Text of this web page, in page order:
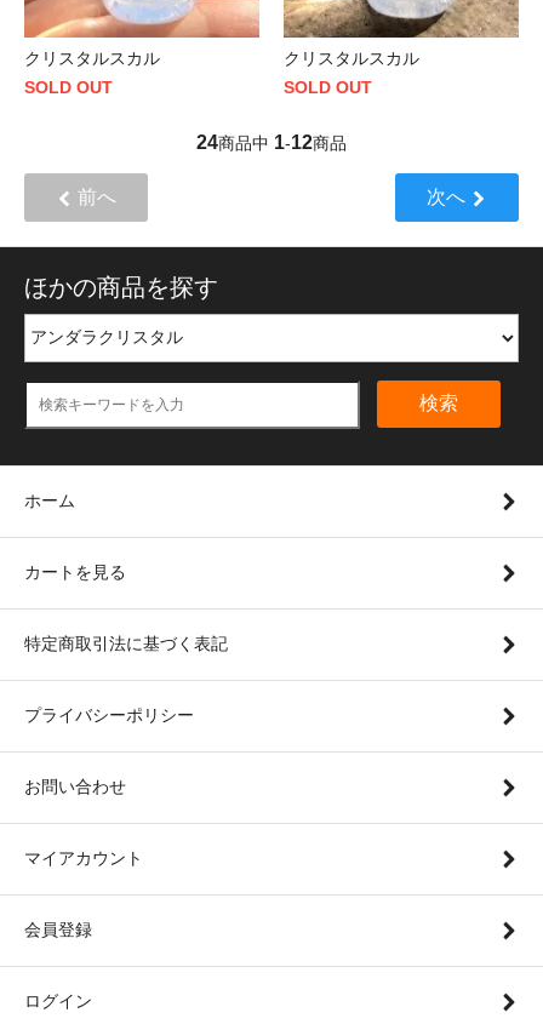
クリスタルスカル
SOLD OUT
クリスタルスカル
SOLD OUT
24商品中 1-12商品
前へ 次へ
ほかの商品を探す
検索
ホーム
カートを見る
特定商取引法に基づく表記
プライバシーポリシー
お問い合わせ
マイアカウント
会員登録
ログイン